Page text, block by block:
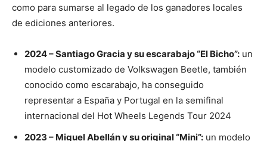
como para sumarse al legado de los ganadores locales
de ediciones anteriores.
2024 – Santiago Gracia y su escarabajo “El Bicho”: un
modelo customizado de Volkswagen Beetle, también
conocido como escarabajo, ha conseguido
representar a España y Portugal en la semifinal
internacional del Hot Wheels Legends Tour 2024
2023 – Miguel Abellán y su original “Mini”: un modelo